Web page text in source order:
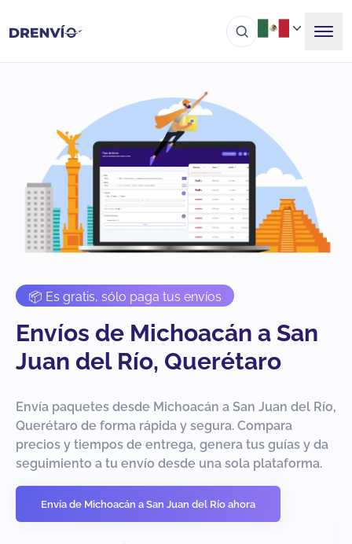
📦 Es gratis, sólo paga tus envíos
Envíos de Michoacán a San
Juan del Río, Querétaro
Envía paquetes desde Michoacán a San Juan del Río,
Querétaro de forma rápida y segura. Compara
precios y tiempos de entrega, genera tus guías y da
seguimiento a tu envío desde una sola plataforma.
Envía de Michoacán a San Juan del Río ahora